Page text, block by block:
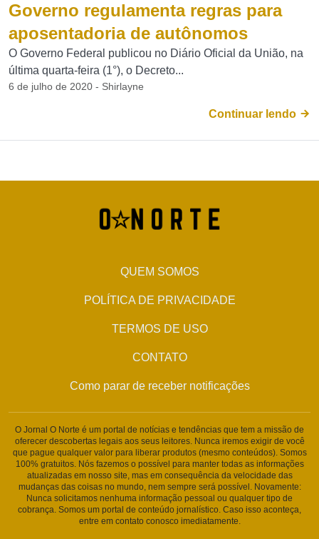
Governo regulamenta regras para
aposentadoria de autônomos
O Governo Federal publicou no Diário Oficial da União, na
última quarta-feira (1°), o Decreto...
6 de julho de 2020 - Shirlayne
Continuar lendo
QUEM SOMOS
POLÍTICA DE PRIVACIDADE
TERMOS DE USO
CONTATO
Como parar de receber notificações
O Jornal O Norte é um portal de notícias e tendências que tem a missão de
oferecer descobertas legais aos seus leitores. Nunca iremos exigir de você
que pague qualquer valor para liberar produtos (mesmo conteúdos). Somos
100% gratuitos. Nós fazemos o possível para manter todas as informações
atualizadas em nosso site, mas em consequência da velocidade das
mudanças das coisas no mundo, nem sempre será possível. Novamente:
Nunca solicitamos nenhuma informação pessoal ou qualquer tipo de
cobrança. Somos um portal de conteúdo jornalístico. Caso isso aconteça,
entre em contato conosco imediatamente.